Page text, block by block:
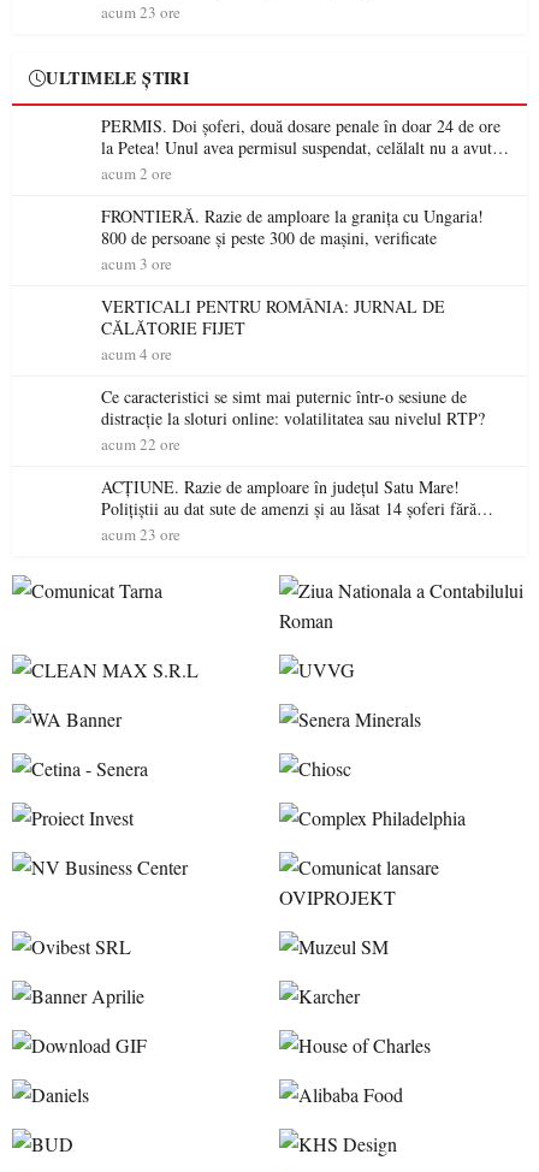
acum 23 ore
ULTIMELE ȘTIRI
PERMIS. Doi șoferi, două dosare penale în doar 24 de ore
la Petea! Unul avea permisul suspendat, celălalt nu a avut
niciodată permis
acum 2 ore
FRONTIERĂ. Razie de amploare la granița cu Ungaria!
800 de persoane și peste 300 de mașini, verificate
acum 3 ore
VERTICALI PENTRU ROMÂNIA: JURNAL DE
CĂLĂTORIE FIJET
acum 4 ore
Ce caracteristici se simt mai puternic într-o sesiune de
distracție la sloturi online: volatilitatea sau nivelul RTP?
acum 22 ore
ACȚIUNE. Razie de amploare în județul Satu Mare!
Polițiștii au dat sute de amenzi și au lăsat 14 șoferi fără
permis într-o singură zi
acum 23 ore